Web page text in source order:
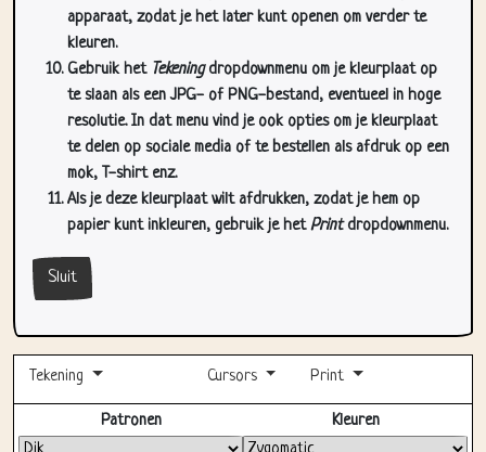
Gebruik hetTekeningdropdownmenu om je kleurplaat op
te slaan als een JPG- of PNG-bestand, eventueel in hoge
resolutie. In dat menu vind je ook opties om je kleurplaat
te delen op sociale media of te bestellen als afdruk op een
mok, T-shirt enz.
Als je deze kleurplaat wilt afdrukken, zodat je hem op
papier kunt inkleuren, gebruik je het
Sluit
Vulvoorbeeld
Patronen Kleuren